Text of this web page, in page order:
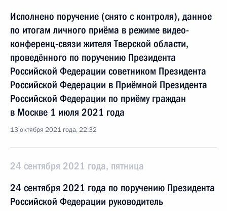
Исполнено поручение (снято с контроля), данное
по итогам личного приёма в режиме видео-
конференц-связи жителя Тверской области,
проведённого по поручению Президента
Российской Федерации советником Президента
Российской Федерации в Приёмной Президента
Российской Федерации по приёму граждан
в Москве 1 июля 2021 года
13 октября 2021 года, 22:32
24 сентября 2021 года, пятница
24 сентября 2021 года по поручению Президента
Российской Федерации руководитель